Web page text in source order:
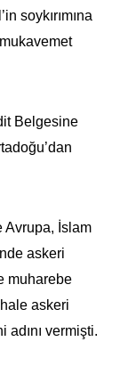
soykırımına
Belgesine
Avrupa, İslam
askeri
muharebe
askeri
adını vermişti.